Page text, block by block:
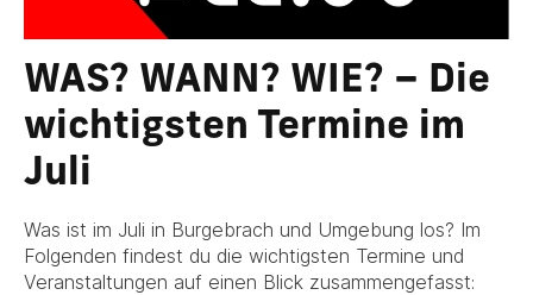
WAS? WANN? WIE? – Die
wichtigsten Termine im
Juli
Was ist im Juli in Burgebrach und Umgebung los? Im
Folgenden findest du die wichtigsten Termine und
Veranstaltungen auf einen Blick zusammengefasst: